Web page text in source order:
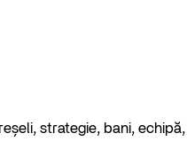
strategie, bani, echipă,